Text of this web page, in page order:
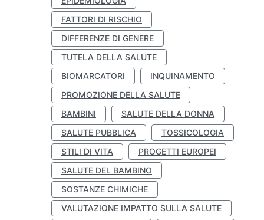
FATTORI DI RISCHIO
DIFFERENZE DI GENERE
TUTELA DELLA SALUTE
BIOMARCATORI
INQUINAMENTO
PROMOZIONE DELLA SALUTE
BAMBINI
SALUTE DELLA DONNA
SALUTE PUBBLICA
TOSSICOLOGIA
STILI DI VITA
PROGETTI EUROPEI
SALUTE DEL BAMBINO
SOSTANZE CHIMICHE
VALUTAZIONE IMPATTO SULLA SALUTE